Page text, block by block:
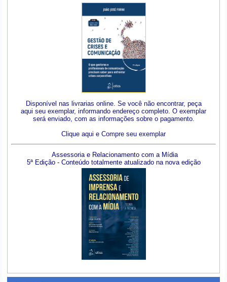
Disponível nas livrarias online. Se você não encontrar, peça
aqui seu exemplar, informando endereço completo. O exemplar
será enviado, com as informações sobre o pagamento.
Clique aqui e Compre seu exemplar
Assessoria e Relacionamento com a Mídia
5ª Edição - Conteúdo totalmente atualizado na nova edição